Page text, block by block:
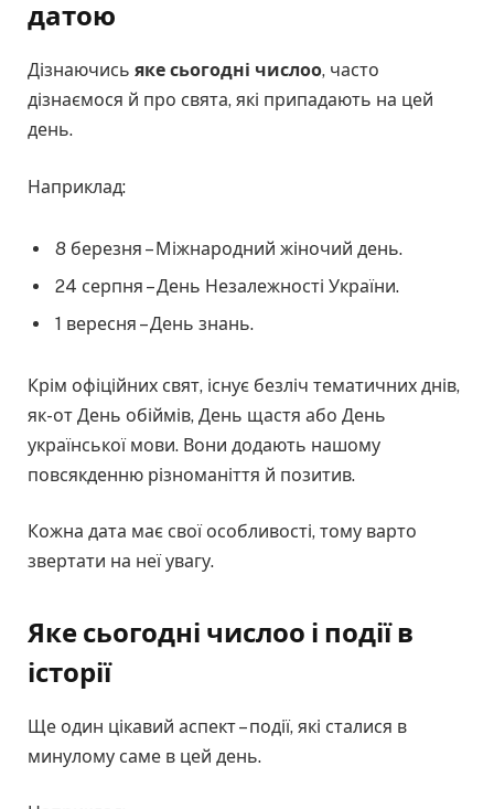
датою
Дізнаючись яке сьогодні числоо, часто
дізнаємося й про свята, які припадають на цей
день.
Наприклад:
8 березня – Міжнародний жіночий день.
24 серпня – День Незалежності України.
1 вересня – День знань.
Крім офіційних свят, існує безліч тематичних днів,
як-от День обіймів, День щастя або День
української мови. Вони додають нашому
повсякденню різноманіття й позитив.
Кожна дата має свої особливості, тому варто
звертати на неї увагу.
Яке сьогодні числоо і події в
історії
Ще один цікавий аспект – події, які сталися в
минулому саме в цей день.